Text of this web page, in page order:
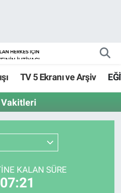
TV 5 Ekranı ve Arşiv
Vakitleri
KALAN SÜRE